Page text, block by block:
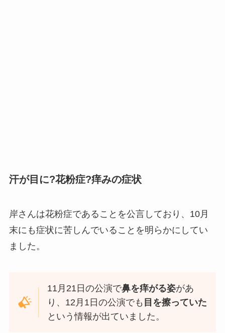
汗が目に?花粉症?痒みの症状
岸さんは花粉症であることを公言しており、10月
末にも症状に苦しんでいることを明らかにしてい
ました。
11月21日の公演で鼻を痒がる姿があ
り、12月1日の公演でも 目を擦っていた
という情報が出ていました。